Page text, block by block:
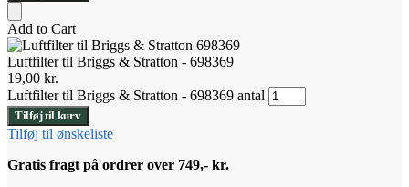
Add to Cart
Luftfilter til Briggs & Stratton - 698369
19,00 kr.
Luftfilter til Briggs & Stratton - 698369 antal
Tilføj til kurv
Tilføj til ønskeliste
Gratis fragt på ordrer over 749,- kr.